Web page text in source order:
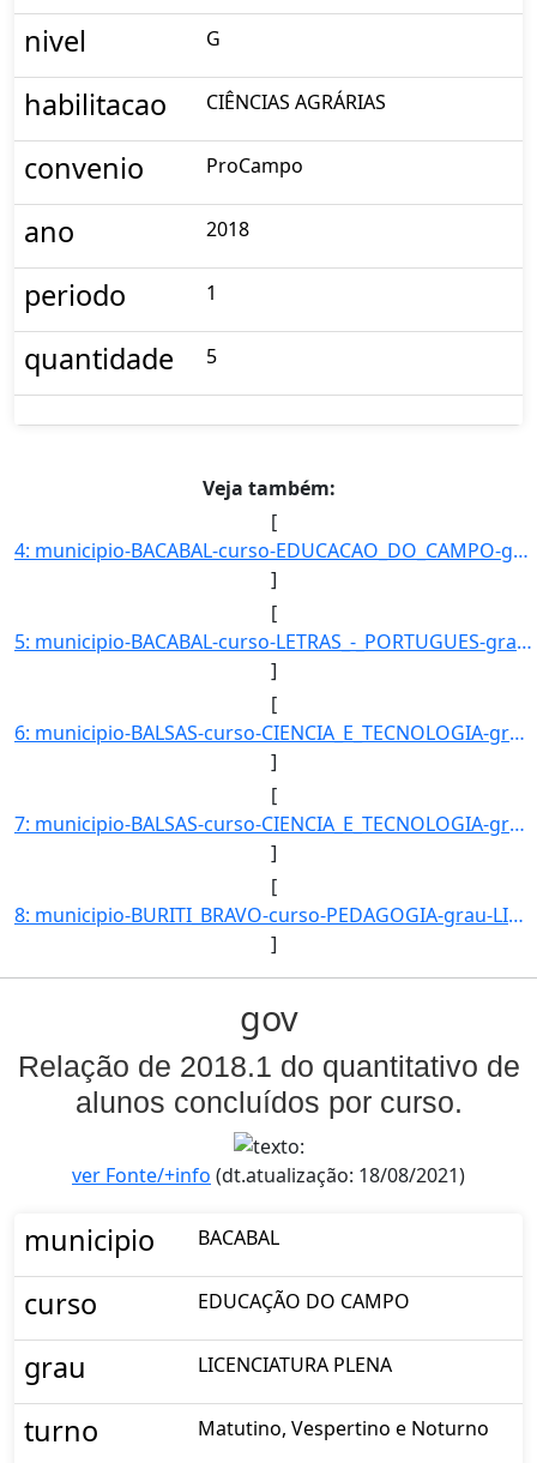
nivel G
habilitacao CIÊNCIAS AGRÁRIAS
convenio ProCampo
ano 2018
periodo 1
quantidade 5
Veja também:
[
4: municipio-BACABAL-curso-EDUCACAO_DO_CAMPO-grau-LICENCIATURA_PLENA-turno-Matutino-_Vespertino_e_Notur]
]
[
5: municipio-BACABAL-curso-LETRAS_-_PORTUGUES-grau-LICENCIATURA-turno-Vespertino-modalidade-Presencial-]
]
[
6: municipio-BALSAS-curso-CIENCIA_E_TECNOLOGIA-grau-BACHARELADO-turno-Matutino-modalidade-Presencial-ni]
]
[
7: municipio-BALSAS-curso-CIENCIA_E_TECNOLOGIA-grau-BACHARELADO-turno-Noturno-modalidade-Presencial-niv]
]
[
8: municipio-BURITI_BRAVO-curso-PEDAGOGIA-grau-LICENCIATURA-turno-Matutino_e_Vespertino-modalidade-Pres]
]
gov
Relação de 2018.1 do quantitativo de
alunos concluídos por curso.
ver Fonte/+info (dt.atualização: 18/08/2021)
municipio BACABAL
curso EDUCAÇÃO DO CAMPO
grau LICENCIATURA PLENA
turno Matutino, Vespertino e Noturno